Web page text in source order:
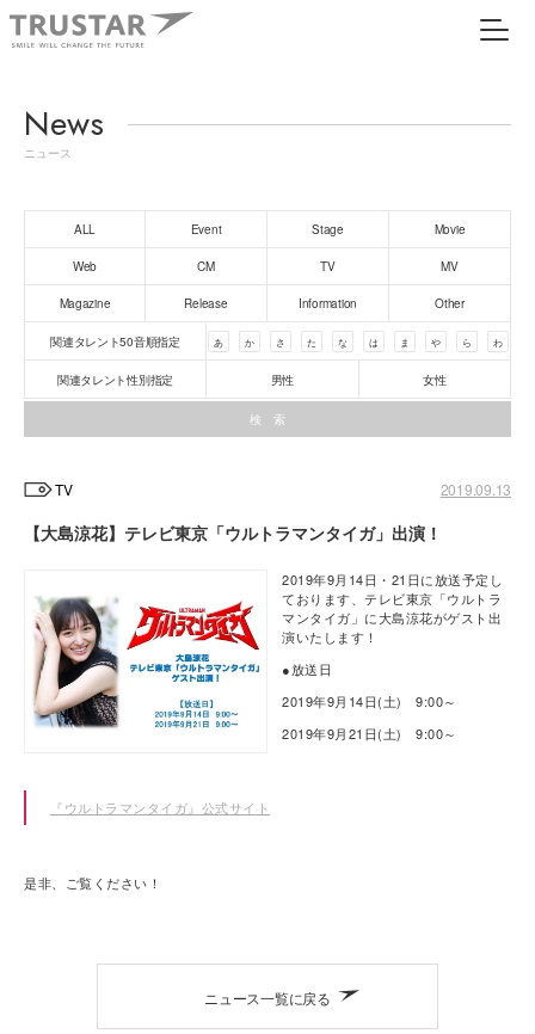
News
ニュース
ALL Event Stage Movie
Web CM TV MV
Magazine Release Information Other
関連タレント50音順指定 あ か さ た な は ま や ら わ
関連タレント性別指定 男性 女性
TV 2019.09.13
【大島涼花】テレビ東京「ウルトラマンタイガ」出演！
2019年9月14日・21日に放送予定し
ております、テレビ東京「ウルトラ
マンタイガ」に大島涼花がゲスト出
演いたします！
●放送日
2019年9月14日(土) 9:00～
2019年9月21日(土) 9:00～
『ウルトラマンタイガ』公式サイト
是非、ご覧ください！
ニュース一覧に戻る